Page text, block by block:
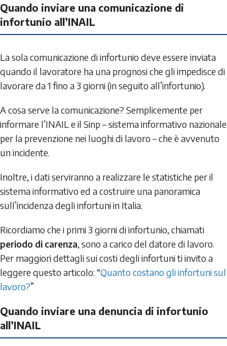
Quando inviare una comunicazione di
infortunio all’INAIL
La sola comunicazione di infortunio deve essere inviata
quando il lavoratore ha una prognosi che gli impedisce di
lavorare da 1 fino a 3 giorni (in seguito all’infortunio).
A cosa serve la comunicazione? Semplicemente per
informare l’INAIL e il Sinp – sistema informativo nazionale
per la prevenzione nei luoghi di lavoro – che è avvenuto
un incidente.
Inoltre, i dati serviranno a realizzare le statistiche per il
sistema informativo ed a costruire una panoramica
sull’incidenza degli infortuni in Italia.
Ricordiamo che i primi 3 giorni di infortunio, chiamati
periodo di carenza, sono a carico del datore di lavoro.
Per maggiori dettagli sui costi degli infortuni ti invito a
leggere questo articolo: “Quanto costano gli infortuni sul
lavoro?”
Quando inviare una denuncia di infortunio
all’INAIL